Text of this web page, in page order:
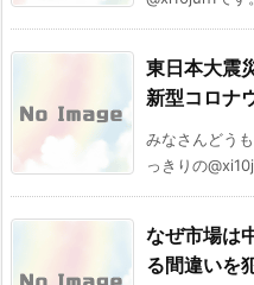
東日本大震
新型コロナ
みなさんどう
っきりの
なぜ市場は
る間違いを